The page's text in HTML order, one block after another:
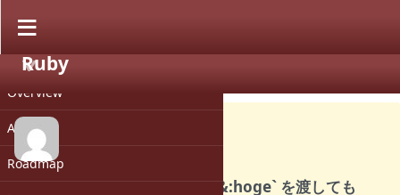
PROJECT
Overview
Activity
Roadmap
Ruby
Bug #15114
Ruby で定義したメソッドに `&:hoge` を渡しても